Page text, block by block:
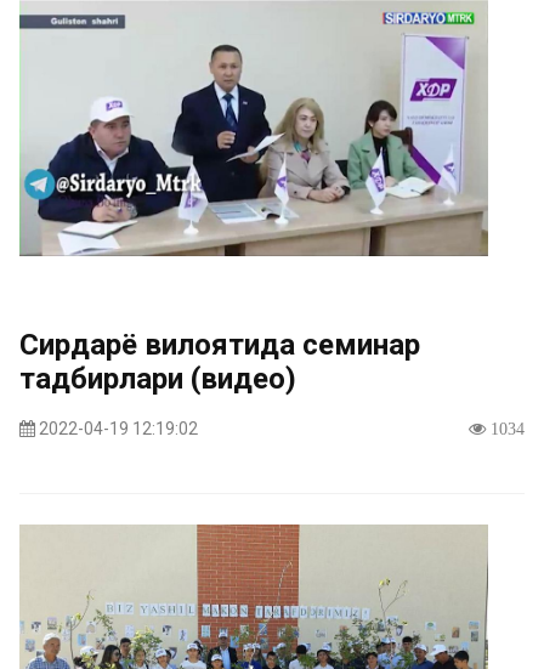
Сирдарё вилоятида семинар
тадбирлари (видео)
2022-04-19 12:19:02 1034